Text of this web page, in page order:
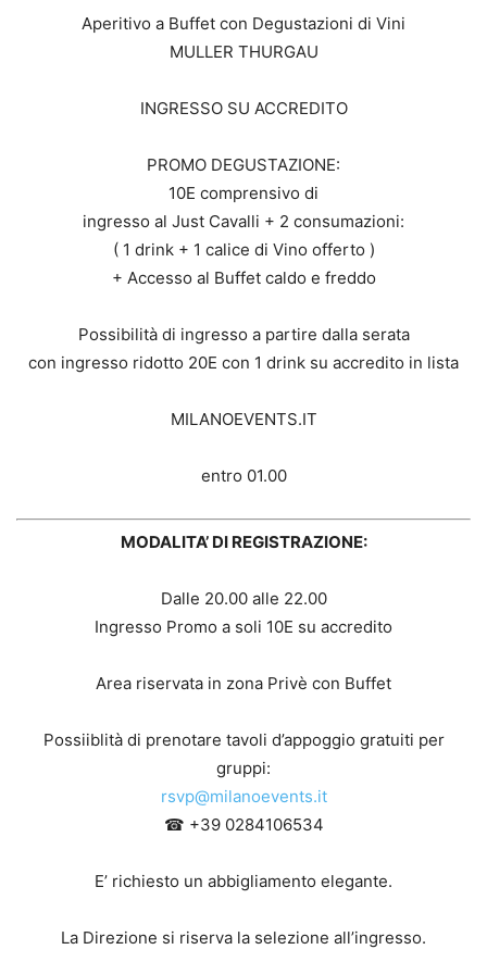
Aperitivo a Buffet con Degustazioni di Vini
MULLER THURGAU
INGRESSO SU ACCREDITO
PROMO DEGUSTAZIONE:
10E comprensivo di
ingresso al Just Cavalli + 2 consumazioni:
( 1 drink + 1 calice di Vino offerto )
+ Accesso al Buffet caldo e freddo
Possibilità di ingresso a partire dalla serata
con ingresso ridotto 20E con 1 drink su accredito in lista
MILANOEVENTS.IT
entro 01.00
MODALITA’ DI REGISTRAZIONE:
Dalle 20.00 alle 22.00
Ingresso Promo a soli 10E su accredito
Area riservata in zona Privè con Buffet
Possiiblità di prenotare tavoli d’appoggio gratuiti per
gruppi:
rsvp@milanoevents.it
☎ +39 0284106534
E’ richiesto un abbigliamento elegante.
La Direzione si riserva la selezione all’ingresso.